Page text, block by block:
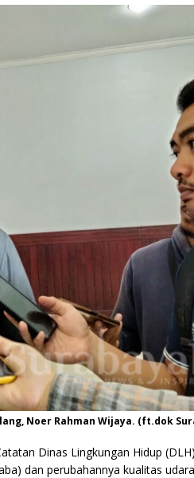
Noer Rahman Wijaya. (ft.dok
Dinas Lingkungan Hidup
dan perubahannya kualitas